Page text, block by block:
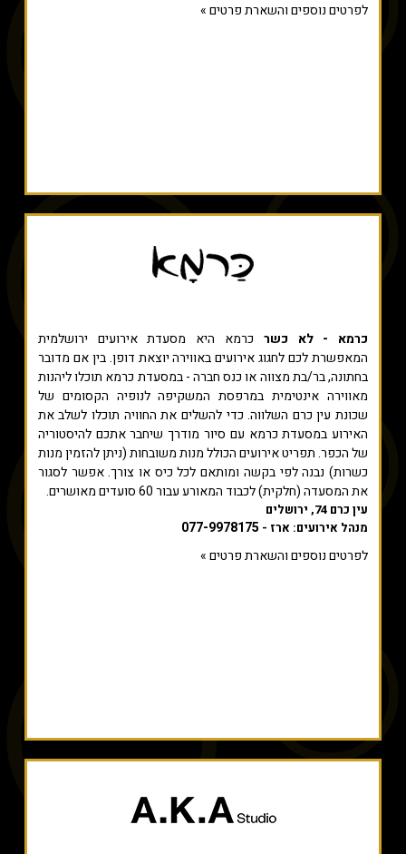
לפרטים נוספים והשארת פרטים »
כרמא - לא כשר כרמא היא מסעדת אירועים ירושלמית
המאפשרת לכם לחגוג אירועים באווירה יוצאת דופן. בין אם מדובר
בחתונה, בר/בת מצווה או כנס חברה - במסעדת כרמא תוכלו ליהנות
מאווירה אינטימית במרפסת המשקיפה לנופיה הקסומים של
שכונת עין כרם השלווה. כדי להשלים את החוויה תוכלו לשלב את
האירוע במסעדת כרמא עם סיור מודרך שיחבר אתכם להיסטוריה
של הכפר. תפריט אירועים הכולל מנות משובחות (ניתן להזמין מנות
כשרות) נבנה לפי בקשה ומותאם לכל כיס או צורך. אפשר לסגור
את המסעדה (חלקית) לכבוד המאורע עבור 60 סועדים מאושרים.
עין כרם 74, ירושלים
מנהל אירועים: ארז - 077-9978175
לפרטים נוספים והשארת פרטים »